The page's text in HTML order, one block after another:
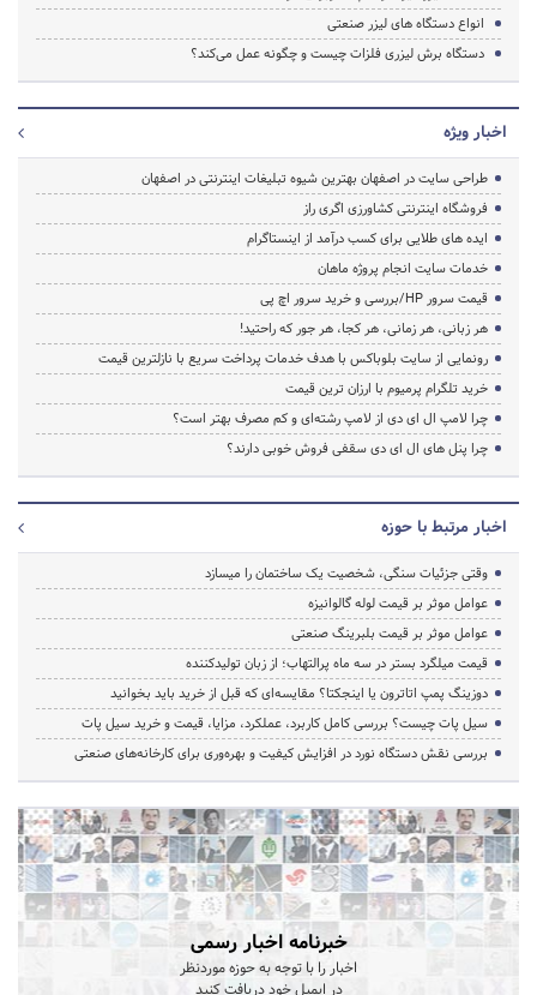
انواع دستگاه‌ های لیزر صنعتی
دستگاه برش لیزری فلزات چیست و چگونه عمل می‌کند؟
اخبار ویژه
طراحی سایت در اصفهان بهترین شیوه تبلیغات اینترنتی در اصفهان
فروشگاه اینترنتی کشاورزی اگری راز
ایده های طلایی برای کسب درآمد از اینستاگرام
خدمات سایت انجام پروژه ماهان
قیمت سرور HP/بررسی و خرید سرور اچ پی
هر زبانی، هر زمانی، هر کجا، هر جور که راحتید!
رونمایی از سایت بلوباکس با هدف خدمات پرداخت سریع با نازلترین قیمت
خرید تلگرام پرمیوم با ارزان ترین قیمت
چرا لامپ ال ای دی از لامپ رشته‌ای و کم مصرف بهتر است؟
چرا پنل های ال ای دی سقفی فروش خوبی دارند؟
اخبار مرتبط با حوزه
وقتی جزئیات سنگی، شخصیت یک ساختمان را میسازد
عوامل موثر بر قیمت لوله گالوانیزه
عوامل موثر بر قیمت بلبرینگ صنعتی
قیمت میلگرد بستر در سه ماه پرالتهاب؛ از زبان تولیدکننده
دوزینگ پمپ اتاترون یا اینجکتا؟ مقایسه‌ای که قبل از خرید باید بخوانید
سیل پات چیست؟ بررسی کامل کاربرد، عملکرد، مزایا، قیمت و خرید سیل پات
بررسی نقش دستگاه نورد در افزایش کیفیت و بهره‌وری برای کارخانه‌های صنعتی
خبرنامه اخبار رسمی
اخبار را با توجه به حوزه موردنظر
در ایمیل خود دریافت کنید